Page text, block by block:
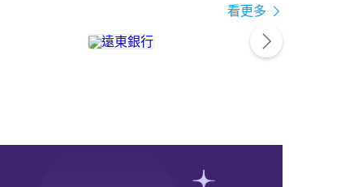
看更多